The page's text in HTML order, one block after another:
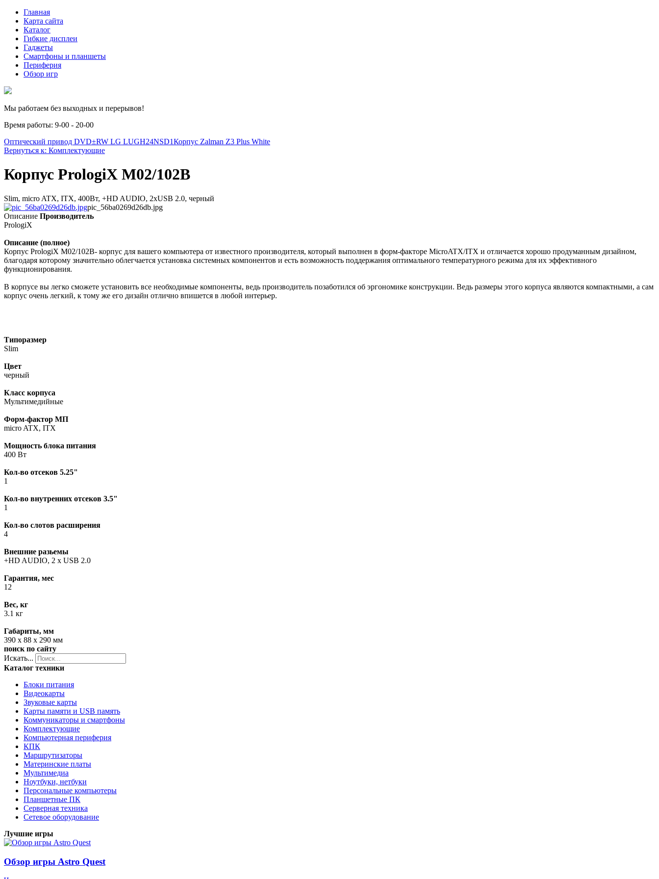
Главная
Карта сайта
Каталог
Гибкие дисплеи
Гаджеты
Смартфоны и планшеты
Периферия
Обзор игр
Мы работаем без выходных и перерывов!
Время работы: 9-00 - 20-00
Оптический привод DVD±RW LG LUGH24NSD1Корпус Zalman Z3 Plus White
Вернуться к: Комплектующие
Корпус PrologiX M02/102B
Slim, micro ATX, ITX, 400Вт, +HD AUDIO, 2xUSB 2.0, черный
pic_56ba0269d26db.jpg
Описание Производитель
PrologiX
Описание (полное)
Корпус PrologiX M02/102B- корпус для вашего компьютера от известного производителя, который выполнен в форм-факторе MicroATX/ITX и отличается хорошо продуманным дизайном,
благодаря которому значительно облегчается установка системных компонентов и есть возможность поддержания оптимального температурного режима для их эффективного
функционирования.
В корпусе вы легко сможете установить все необходимые компоненты, ведь производитель позаботился об эргономике конструкции. Ведь размеры этого корпуса являются компактными, а сам
корпус очень легкий, к тому же его дизайн отлично впишется в любой интерьер.
Типоразмер
Slim
Цвет
черный
Класс корпуса
Мультимедийные
Форм-фактор МП
micro ATX, ITX
Мощность блока питания
400 Вт
Кол-во отсеков 5.25"
1
Кол-во внутренних отсеков 3.5"
1
Кол-во слотов расширения
4
Внешние разьемы
+HD AUDIO, 2 x USB 2.0
Гарантия, мес
12
Вес, кг
3.1 кг
Габариты, мм
390 х 88 х 290 мм
поиск по сайту
Искать...
Каталог техники
Блоки питания
Видеокарты
Звуковые карты
Карты памяти и USB память
Коммуникаторы и смартфоны
Комплектующие
Компьютерная периферия
КПК
Маршрутизаторы
Материнские платы
Мультимедиа
Ноутбуки, нетбуки
Персональные компьютеры
Планшетные ПК
Серверная техника
Сетевое оборудование
Лучшие игры
Обзор игры Astro Quest